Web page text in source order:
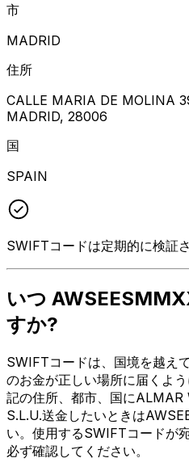
市
MADRID
住所
CALLE MARIA DE MOLINA
MADRID, 28006
国
SPAIN
SWIFTコードは定期的に検証
いつ
すか?
SWIFTコードは、国境を越え
のお金が正しい場所に届くよ
記の住所、都市、国に
S.L.U.送金したいときは
い。使用するSWIFTコードが
必ず確認してください。